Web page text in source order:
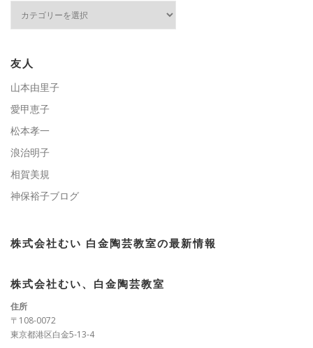
ー
友人
山本由里子
愛甲恵子
松本孝一
浪治明子
相賀美規
神保裕子ブログ
株式会社むい 白金陶芸教室の最新情報
株式会社むい、白金陶芸教室
住所
〒108-0072
東京都港区白金5-13-4